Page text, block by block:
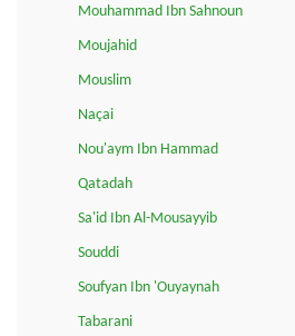
Mouhammad Ibn Sahnoun
Moujahid
Mouslim
Naçai
Nou'aym Ibn Hammad
Qatadah
Sa'id Ibn Al-Mousayyib
Souddi
Soufyan Ibn 'Ouyaynah
Tabarani